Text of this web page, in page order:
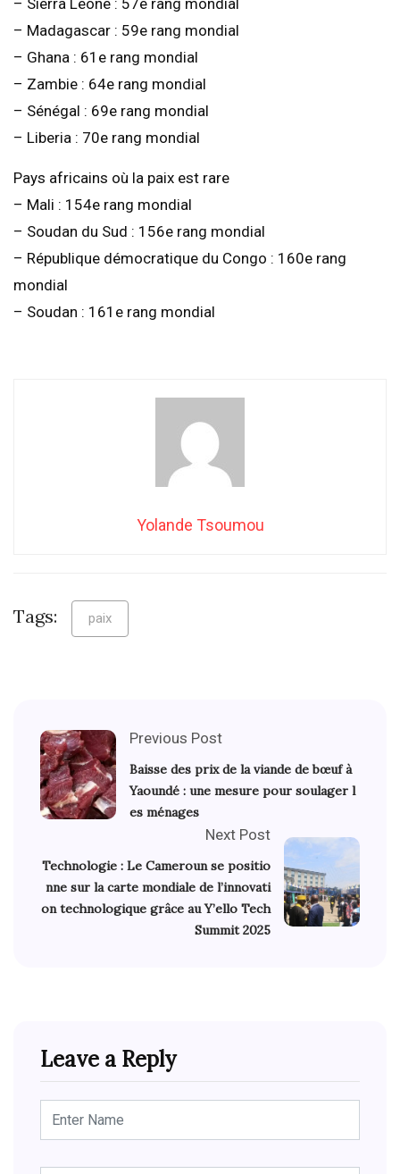
– Madagascar : 59e rang mondial
– Ghana : 61e rang mondial
– Zambie : 64e rang mondial
– Sénégal : 69e rang mondial
– Liberia : 70e rang mondial
Pays africains où la paix est rare
– Mali : 154e rang mondial
– Soudan du Sud : 156e rang mondial
– République démocratique du Congo : 160e rang
mondial
– Soudan : 161e rang mondial
Yolande Tsoumou
Tags: paix
Previous Post
Baisse des prix de la viande de bœuf à
Yaoundé : une mesure pour soulager l
es ménages
Next Post
Technologie : Le Cameroun se positio
nne sur la carte mondiale de l’innovati
on technologique grâce au Y’ello Tech
Summit 2025
Leave a Reply